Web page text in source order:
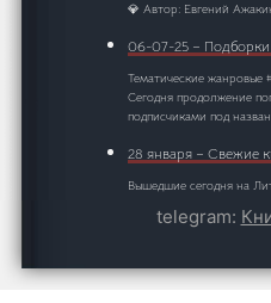
💎 Автор: Евгений
06-07-25 –
Тематические жанровые
Сегодня продолжение
подписчиками под
28 января – Свежие
Вышедшие сегодня на
⭐ Название: Хроники
telegram: